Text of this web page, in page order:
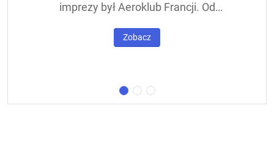
imprezy był Aeroklub Francji. Od
de Tourisme – zawody nazywane były w
trasie znajdowała się m.in. Warszawa.
Zobacz